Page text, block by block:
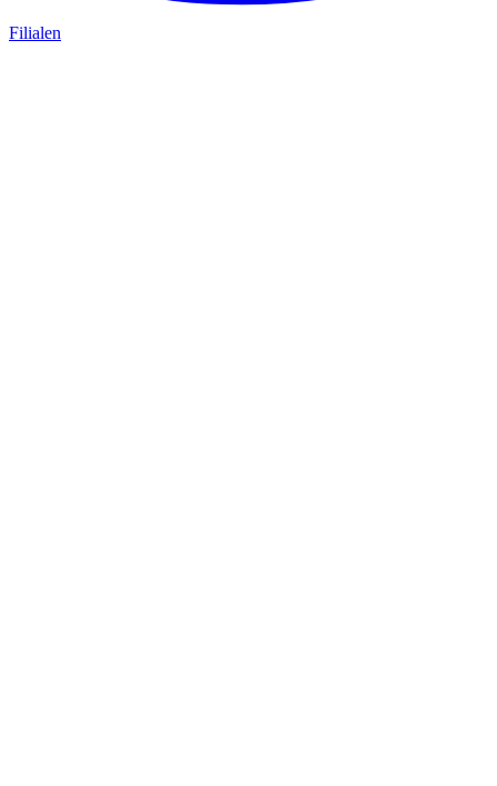
Filialen